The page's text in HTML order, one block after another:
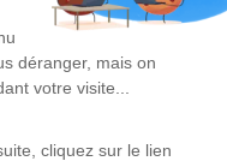
d’Arlette
est